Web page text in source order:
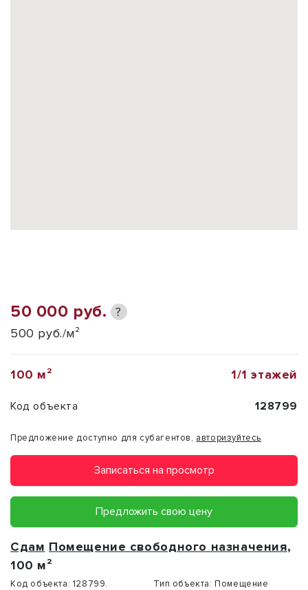
50 000 руб. ?
500 руб./м²
100 м² 1/1 этажей
Код объекта 128799
Предложение доступно для субагентов, авторизуйтесь
Записаться на просмотр
Предложить свою цену
Сдам Помещение свободного назначения,
100 м²
Код объекта: 128799. Тип объекта: Помещение